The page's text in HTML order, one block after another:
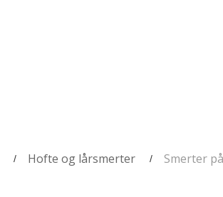
/ Hofte og lårsmerter / Smerter